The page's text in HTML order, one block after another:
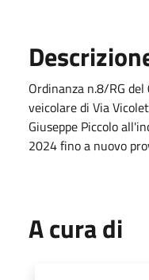
Ordinanza n.8/RG
veicolare di Via
Giuseppe Piccolo
2024 fino a nuovo
A cura di